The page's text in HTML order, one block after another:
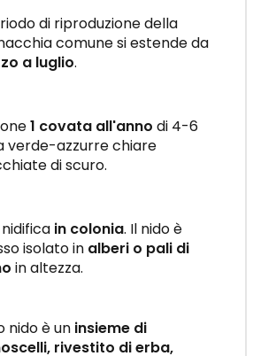
di riproduzione della
comune si estende da
a luglio.
1 covata all'anno di 4-6
verde-azzurre chiare
di scuro.
in colonia. Il nido è
isolato in alberi o pali di
in altezza.
nido è un insieme di
rivestito di erba,